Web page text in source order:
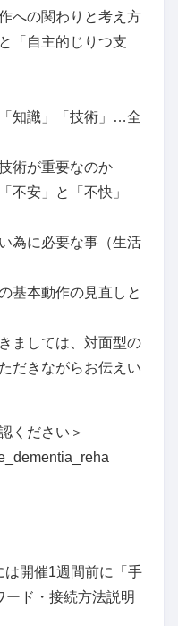
への関わりと考え方
「自主的じりつ支
知識」「技術」…全
術が重要なのか
不安」と「不快」
為に必要な事（生活
基本動作の見直しと
ましては、対面型の
だきながらお伝えい
ください＞
は開催1週間前に「手
ド・接続方法説明